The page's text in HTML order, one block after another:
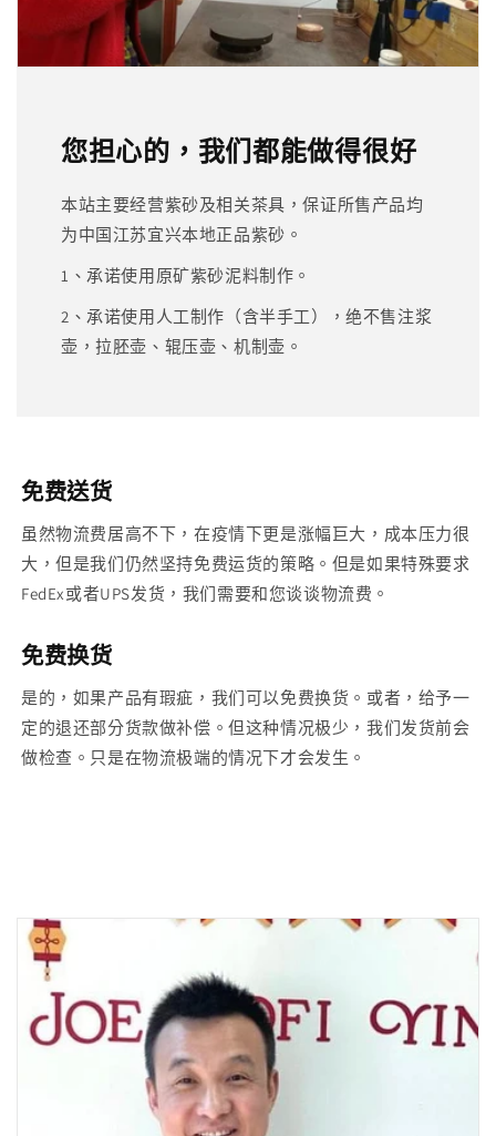
您担心的，我们都能做得很好
本站主要经营紫砂及相关茶具，保证所售产品均
为中国江苏宜兴本地正品紫砂。
1、承诺使用原矿紫砂泥料制作。
2、承诺使用人工制作（含半手工），绝不售注浆
壶，拉胚壶、辊压壶、机制壶。
免费送货
虽然物流费居高不下，在疫情下更是涨幅巨大，成本压力很
大，但是我们仍然坚持免费运货的策略。但是如果特殊要求
FedEx或者UPS发货，我们需要和您谈谈物流费。
免费换货
是的，如果产品有瑕疵，我们可以免费换货。或者，给予一
定的退还部分货款做补偿。但这种情况极少，我们发货前会
做检查。只是在物流极端的情况下才会发生。